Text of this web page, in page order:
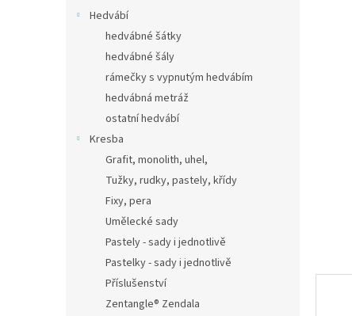
Hedvábí
hedvábné šátky
hedvábné šály
rámečky s vypnutým hedvábím
hedvábná metráž
ostatní hedvábí
Kresba
Grafit, monolith, uhel,
Tužky, rudky, pastely, křídy
Fixy, pera
Umělecké sady
Pastely - sady i jednotlivě
Pastelky - sady i jednotlivě
Příslušenství
Zentangle® Zendala